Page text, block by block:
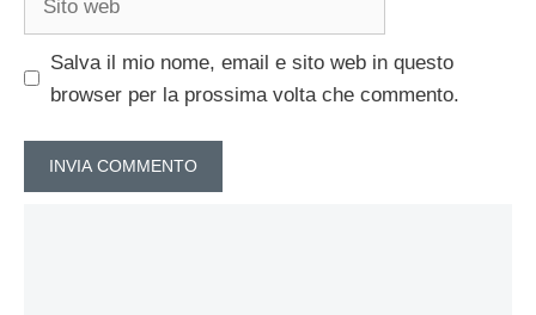
Salva il mio nome, email e sito web in questo
browser per la prossima volta che commento.